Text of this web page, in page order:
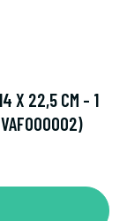
X 22,5 CM - 1